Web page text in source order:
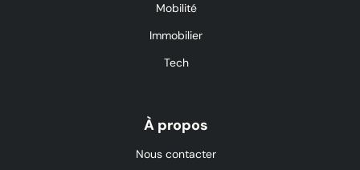
Mobilité
Immobilier
Tech
À propos
Nous contacter